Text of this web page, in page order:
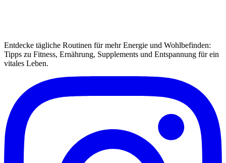
Entdecke tägliche Routinen für mehr Energie und Wohlbefinden:
Tipps zu Fitness, Ernährung, Supplements und Entspannung für ein
vitales Leben.